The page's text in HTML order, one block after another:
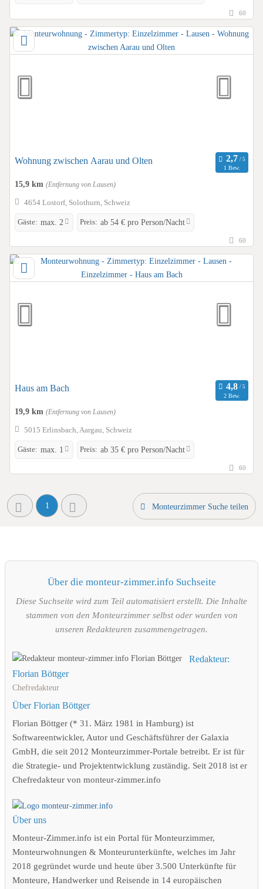
60
Wohnung zwischen Aarau und Olten
1 Bew.
15,9 km (Entfernung von Lausen)
4654 Lostorf, Solothurn, Schweiz
Gäste: max. 2 Preis: ab 54 € pro Person/Nacht
60
Haus am Bach
2 Bew.
19,9 km (Entfernung von Lausen)
5015 Erlinsbach, Aargau, Schweiz
Gäste: max. 1 Preis: ab 35 € pro Person/Nacht
60
1 Monteurzimmer Suche teilen
Über die monteur-zimmer.info Suchseite
Diese Suchseite wird zum Teil automatisiert erstellt. Die Inhalte
stammen von den Monteurzimmer selbst oder wurden von
unseren Redakteuren zusammengetragen.
Redakteur:
Florian Böttger
Chefredakteur
Über Florian Böttger
Florian Böttger (* 31. März 1981 in Hamburg) ist
Softwareentwickler, Autor und Geschäftsführer der Galaxia
GmbH, die seit 2012 Monteurzimmer-Portale betreibt. Er ist für
die Strategie- und Projektentwicklung zuständig. Seit 2018 ist er
Chefredakteur von monteur-zimmer.info
Über uns
Monteur-Zimmer.info ist ein Portal für Monteurzimmer,
Monteurwohnungen & Monteurunterkünfte, welches im Jahr
2018 gegründet wurde und heute über 3.500 Unterkünfte für
Monteure, Handwerker und Reisende in 14 europäischen